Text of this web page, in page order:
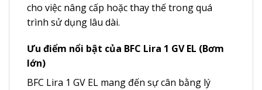
cho việc nâng cấp hoặc thay thế trong quá
trình sử dụng lâu dài.
Ưu điểm nổi bật của BFC Lira 1 GV EL (Bơm
lớn)
BFC Lira 1 GV EL mang đến sự cân bằng lý